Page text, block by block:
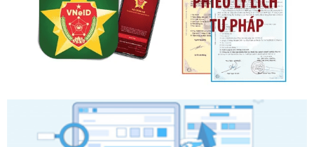
lý của Sở Văn hóa, Thể tha
Ngày ban hành: 01/06/2026
Số kí hiệu:2304/QĐ-UBND
Tên: Quyết định công bố Danh mục thủ tục hành chính
được sửa đổi, bổ sung và phê duyệt Quy trình nội bộ, quy
lịch thuộc phạm vi chức năng quản lý của Sở Văn hóa, Thể
thao và Du lịch
Ngày ban hành: 01/06/2026